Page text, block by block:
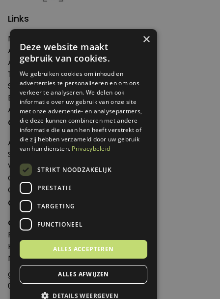
Links
Nieuws
Artikelen
Agenda
Thema's
Shop
Edities
Abonneren
Over Genoeg
Adverteren
Samenwerken
Verkooppunten
Over Genoeg
Contact
Contactgegevens
Genoeg
Postbus 595 - 3700 AN Zeist
Huis ter Heideweg 13 - 3705MA Zeist
Nederland
genoeg@spabonneeservice.nl
088-1102091
×
Deze website maakt
gebruik van cookies.
We gebruiken cookies om inhoud en
advertenties te personaliseren en om ons
verkeer te analyseren. We delen ook
informatie over uw gebruik van onze site
met onze advertentie- en analysepartners,
die deze kunnen combineren met andere
informatie die u aan hen heeft verstrekt of
die zij hebben verzameld door uw gebruik
van hun diensten. Privacybeleid
STRIKT NOODZAKELIJK
PRESTATIE
TARGETING
FUNCTIONEEL
ALLES ACCEPTEREN
ALLES AFWIJZEN
DETAILS WEERGEVEN